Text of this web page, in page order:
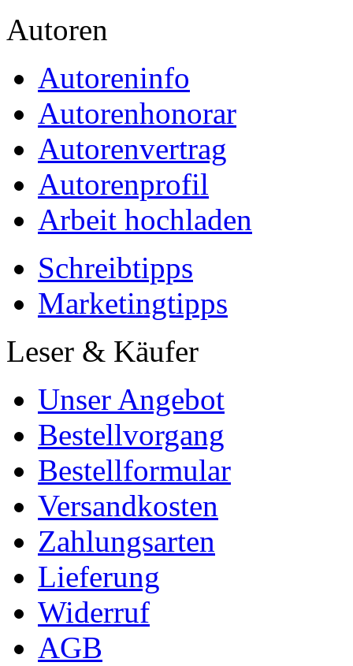
Autoren
Autoreninfo
Autorenhonorar
Autorenvertrag
Autorenprofil
Arbeit hochladen
Schreibtipps
Marketingtipps
Leser & Käufer
Unser Angebot
Bestellvorgang
Bestellformular
Versandkosten
Zahlungsarten
Lieferung
Widerruf
AGB